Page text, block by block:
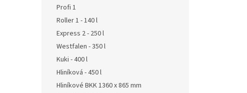
Profi 1
Roller 1 - 140 l
Express 2 - 250 l
Westfalen - 350 l
Kuki - 400 l
Hliníková - 450 l
Hliníkové BKK 1360 x 865 mm